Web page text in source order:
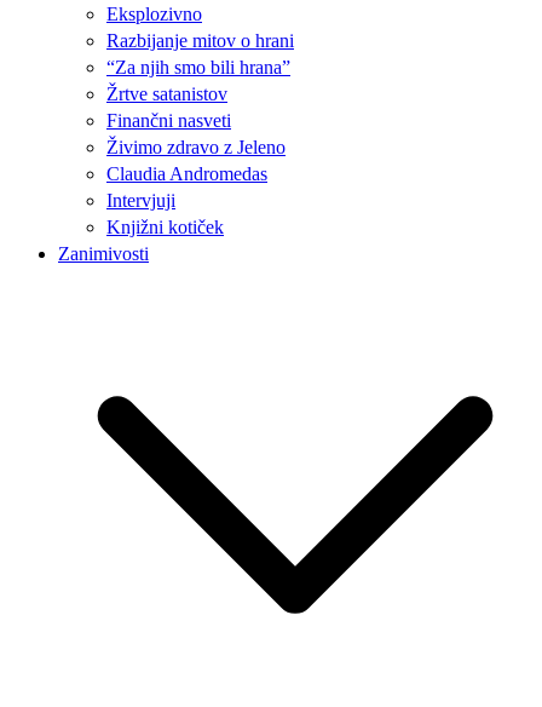
Eksplozivno
Razbijanje mitov o hrani
“Za njih smo bili hrana”
Žrtve satanistov
Finančni nasveti
Živimo zdravo z Jeleno
Claudia Andromedas
Intervjuji
Knjižni kotiček
Zanimivosti